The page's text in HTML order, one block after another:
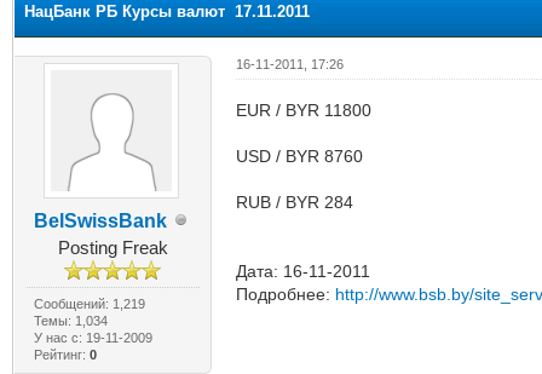
НацБанк РБ Курсы валют 17.11.2011
BelSwissBank
Posting Freak
Сообщений: 1,219
Темы: 1,034
У нас с: 19-11-2009
Рейтинг: 0
16-11-2011, 17:26
EUR / BYR 11800
USD / BYR 8760
RUB / BYR 284
Дата: 16-11-2011
Подробнее: http://www.bsb.by/